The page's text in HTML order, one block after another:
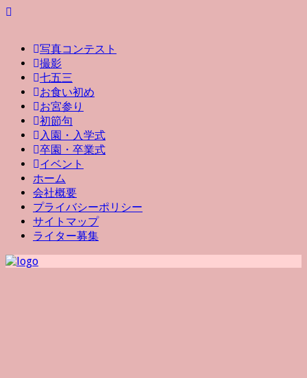
写真コンテスト
撮影
七五三
お食い初め
お宮参り
初節句
入園・入学式
卒園・卒業式
イベント
ホーム
会社概要
プライバシーポリシー
サイトマップ
ライター募集